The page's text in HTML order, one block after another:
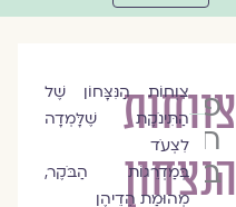
צווחות
הנצחון
פרופ׳
חמוטל
בר-יוסף
צִוְחוֹת הַנִּצָּחוֹן שֶׁל
הַתִּינֹקֶת שֶׁלָּמְדָה
לִצְעֹד
בְּמַדְרֵגוֹת הַבֹּקֶר,
מְהוּמַת הֵדֵיהֶן